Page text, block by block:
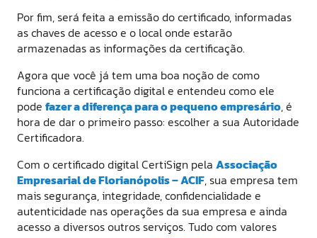
Por fim, será feita a emissão do certificado, informadas
as chaves de acesso e o local onde estarão
armazenadas as informações da certificação.
Agora que você já tem uma boa noção de como
funciona a certificação digital e entendeu como ele
pode fazer a diferença para o pequeno empresário, é
hora de dar o primeiro passo: escolher a sua Autoridade
Certificadora.
Com o certificado digital CertiSign pela Associação
Empresarial de Florianópolis – ACIF, sua empresa tem
mais segurança, integridade, confidencialidade e
autenticidade nas operações da sua empresa e ainda
acesso a diversos outros serviços. Tudo com valores